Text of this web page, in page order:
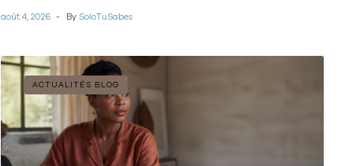
août 4, 2026 By SoloTuSabes
ACTUALITÉS BLOG